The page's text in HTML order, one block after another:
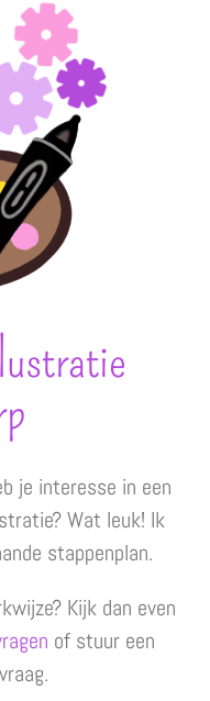
je interesse in een
Wat leuk! Ik
stappenplan.
Kijk dan even
of stuur een